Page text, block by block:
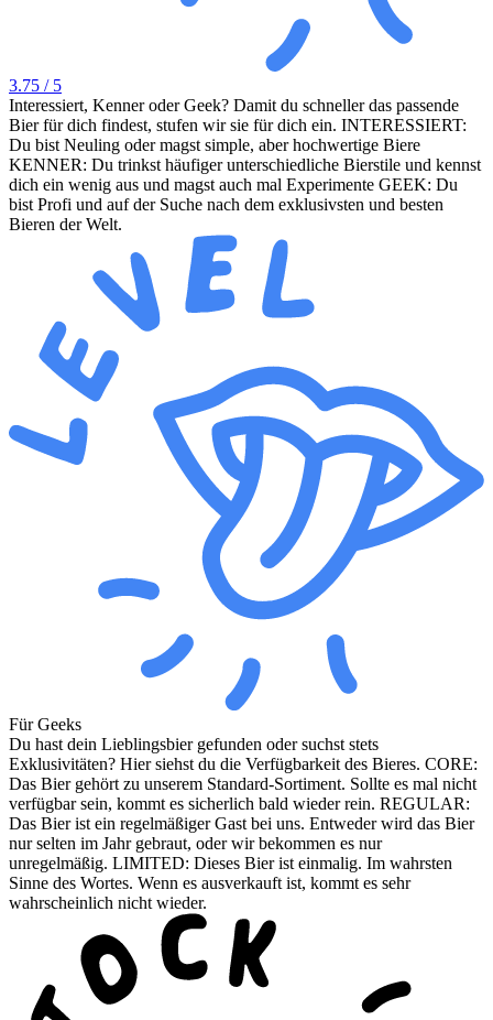
3.75 / 5
Interessiert, Kenner oder Geek? Damit du schneller das passende
Bier für dich findest, stufen wir sie für dich ein. INTERESSIERT:
Du bist Neuling oder magst simple, aber hochwertige Biere
KENNER: Du trinkst häufiger unterschiedliche Bierstile und kennst
dich ein wenig aus und magst auch mal Experimente GEEK: Du
bist Profi und auf der Suche nach dem exklusivsten und besten
Bieren der Welt.
Für Geeks
Du hast dein Lieblingsbier gefunden oder suchst stets
Exklusivitäten? Hier siehst du die Verfügbarkeit des Bieres. CORE:
Das Bier gehört zu unserem Standard-Sortiment. Sollte es mal nicht
verfügbar sein, kommt es sicherlich bald wieder rein. REGULAR:
Das Bier ist ein regelmäßiger Gast bei uns. Entweder wird das Bier
nur selten im Jahr gebraut, oder wir bekommen es nur
unregelmäßig. LIMITED: Dieses Bier ist einmalig. Im wahrsten
Sinne des Wortes. Wenn es ausverkauft ist, kommt es sehr
wahrscheinlich nicht wieder.